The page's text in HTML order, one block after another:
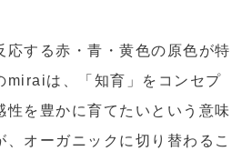
応する赤・青・黄色の原色が特
miraiは、「知育」をコンセプ
性を豊かに育てたいという意味
、オーガニックに切り替わるこ